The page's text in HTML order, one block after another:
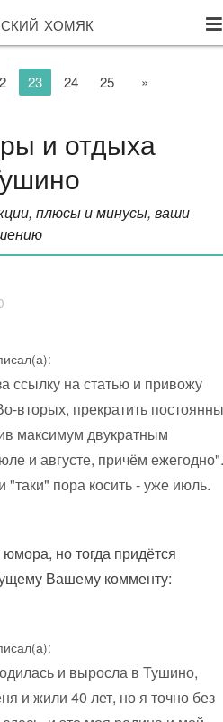
хомяк
23 24 25 »
и отдыха
плюсы и минусы, ваши
ссылку на статью и привожу
вторых, прекратить
максимум двукратным
и августе, причём
пора косить - уже июль.
но тогда придётся
Вашему комменту:
и выросла в Тушино,
и жили 40 лет, но я точно без